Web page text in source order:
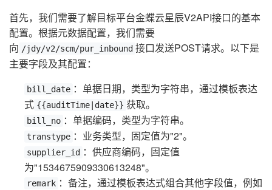
首先，我们需要了解目标平台金蝶云星辰V2API接口的基本
配置。根据元数据配置，我们需要
向 /jdy/v2/scm/pur_inbound 接口发送POST请求。以下是
主要字段及其配置：
bill_date ：单据日期，类型为字符串，通过模板表达
式 {{auditTime|date}} 获取。
bill_no ：单据编码，类型为字符串。
transtype ：业务类型，固定值为"2"。
supplier_id ：供应商编码，固定值
为"1534675909330613248"。
remark ：备注，通过模板表达式组合其他字段值，例如